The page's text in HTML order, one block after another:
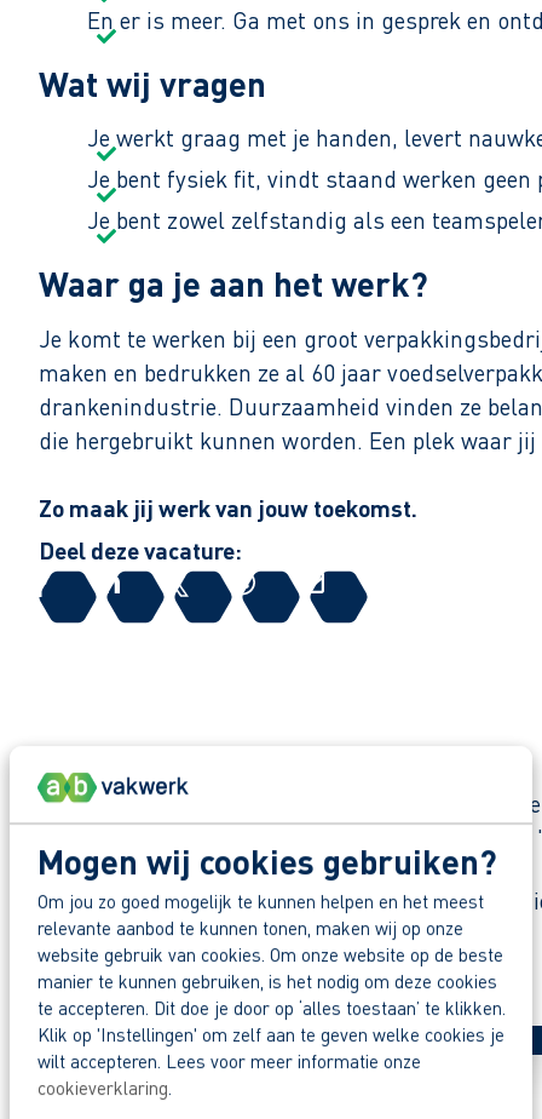
Mogen wij cookies gebruiken?
Om jou zo goed mogelijk te kunnen helpen en het meest
relevante aanbod te kunnen tonen, maken wij op onze
website gebruik van cookies. Om onze website op de beste
manier te kunnen gebruiken, is het nodig om deze cookies
te accepteren. Dit doe je door op ‘alles toestaan’ te klikken.
Klik op 'Instellingen' om zelf aan te geven welke cookies je
wilt accepteren. Lees voor meer informatie onze
cookieverklaring.
En er is meer. Ga met ons in gesprek en
Wat wij vragen
Je werkt graag met je handen, levert
Je bent fysiek fit, vindt staand werken
Je bent zowel zelfstandig als een
Waar ga je aan het werk?
Je komt te werken bij een groot
maken en bedrukken ze al 60 jaar
drankenindustrie. Duurzaamheid vinden ze
die hergebruikt kunnen worden. Een plek waar
Zo maak jij werk van jouw toekomst.
Reageer nu op deze vacature. Al binnen 1
Waarom solliciteren via AB Vakwerk?
Heb je eerst nog vragen? App, bel of mail dan
Deel deze vacature:
Trioworld Harlingen ontwikkelt, produceert en
veel markten en toepassingen, met een focus
Wil je wel aan de slag bij Trioworld maar is dit
Solliciteer direct